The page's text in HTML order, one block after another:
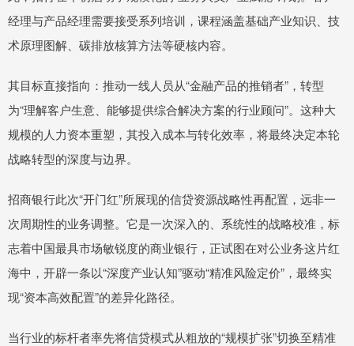
经理与产品经理需要接受系列培训，课程涵盖基础产业知识、技
术原理图解、碳排放核算方法等硬核内容。
其目标直接指向：推动一线人员从“金融产品的推销者”，转型
为“理解客户生意、能够提供综合解决方案的行业顾问”。这种大
规模的人力资本重塑，其投入成本与转化效率，将最终决定本轮
战略转型的深度与边界。
招商银行此次“开门红”所展现的信贷资源战略性再配置，远非一
次周期性的业务调整。它是一次深入的、系统性的战略校准，标
志着中国最具市场敏锐度的商业银行，正试图在对公业务这片红
海中，开辟一条以“深度产业认知”驱动“精准风险定价”，最终实
现“资本高效配置”的差异化路径。
当行业的标杆者率先将信贷模式从粗放的“规模扩张”切换至精准